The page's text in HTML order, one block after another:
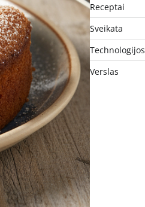
Receptai
Sveikata
Technologijos
Verslas